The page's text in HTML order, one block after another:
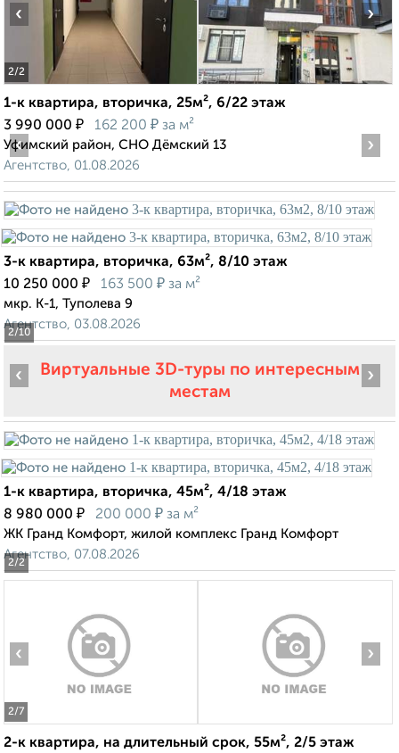
2/2
‹ ›
1-к квартира, вторичка, 25м², 6/22 этаж
3 990 000 ₽ 162 200 ₽ за м²
Уфимский район, СНО Дёмский 13
Агентство, 01.08.2026
2/10
‹ ›
3-к квартира, вторичка, 63м², 8/10 этаж
10 250 000 ₽ 163 500 ₽ за м²
мкр. К-1, Туполева 9
Агентство, 03.08.2026
Виртуальные 3D-туры по интересным
местам
2/2
‹ ›
1-к квартира, вторичка, 45м², 4/18 этаж
8 980 000 ₽ 200 000 ₽ за м²
ЖК Гранд Комфорт, жилой комплекс Гранд Комфорт
Агентство, 07.08.2026
2/7
‹ ›
2-к квартира, на длительный срок, 55м², 2/5 этаж